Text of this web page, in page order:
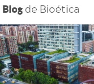
Blogde Bioética